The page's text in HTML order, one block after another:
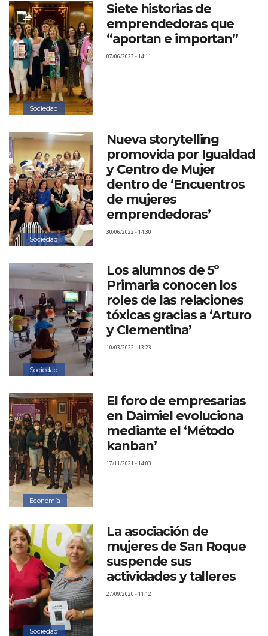
Sociedad
Siete historias de
emprendedoras que
“aportan e importan”
07/06/2023 - 14:11
Sociedad
Nueva storytelling
promovida por Igualdad
y Centro de Mujer
dentro de ‘Encuentros
de mujeres
emprendedoras’
30/06/2022 - 14:30
Sociedad
Los alumnos de 5º
Primaria conocen los
roles de las relaciones
tóxicas gracias a ‘Arturo
y Clementina’
10/03/2022 - 13:23
Economía
El foro de empresarias
en Daimiel evoluciona
mediante el ‘Método
kanban’
17/11/2021 - 14:03
Sociedad
La asociación de
mujeres de San Roque
suspende sus
actividades y talleres
27/09/2020 - 11:12